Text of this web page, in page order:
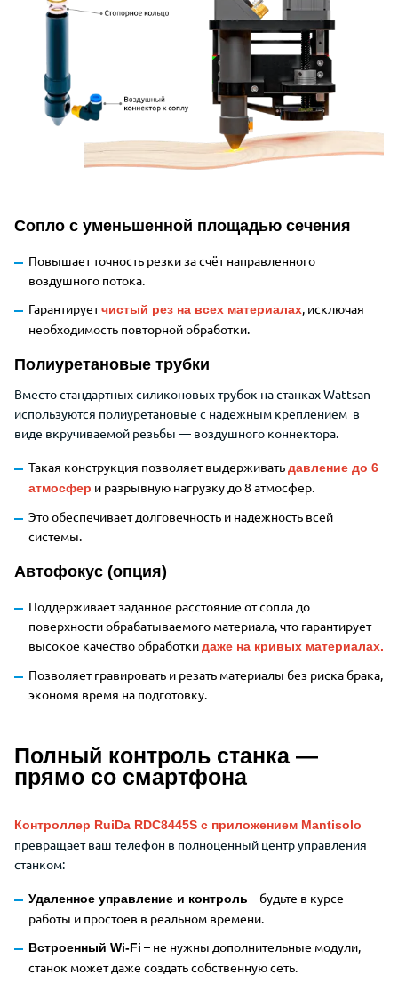
Сопло с уменьшенной площадью сечения
Повышает точность резки за счёт направленного
воздушного потока.
Гарантируетчистый рез на всех материалах, исключая
необходимость повторной обработки.
Полиуретановые трубки
Вместо стандартных силиконовых трубок на станках Wattsan
используются полиуретановые с надежным креплением в
виде вкручиваемой резьбы — воздушного коннектора.
Такая конструкция позволяет выдерживатьдавление до 6
атмосфер и разрывную нагрузку до 8 атмосфер.
Это обеспечивает долговечность и надежность всей
системы.
Автофокус (опция)
Поддерживает заданное расстояние от сопла до
поверхности обрабатываемого материала, что гарантирует
высокое качество обработкидаже на кривых материалах.
Позволяет гравировать и резать материалы без риска брака,
экономя время на подготовку.
Полный контроль станка —
прямо со смартфона
Контроллер RuiDa RDC8445S с приложением Mantisolo
превращает ваш телефон в полноценный центр управления
станком:
Удаленное управление и контроль – будьте в курсе
работы и простоев в реальном времени.
Встроенный Wi-Fi – не нужны дополнительные модули,
станок может даже создать собственную сеть.